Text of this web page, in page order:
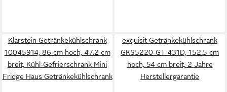
Klarstein Getränkekühlschrank
10045914, 86 cm hoch, 47.2 cm
breit, Kühl-Gefrierschrank Mini
Fridge Haus Getränkekühlschrank
exquisit Getränkekühlschrank
GKS5220-GT-431D, 152.5 cm
hoch, 54 cm breit, 2 Jahre
Herstellergarantie